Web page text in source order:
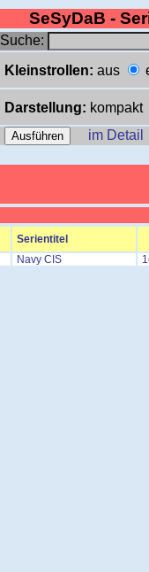
SeSyDaB -
Suche:
Kleinstrollen: aus
Darstellung: kompakt
im Detail
Serientitel
Navy CIS